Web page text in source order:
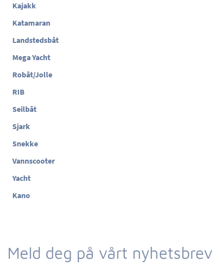
Kajakk
Katamaran
Landstedsbåt
Mega Yacht
Robåt/Jolle
RIB
Seilbåt
Sjark
Snekke
Vannscooter
Yacht
Kano
Meld deg på vårt nyhetsbrev